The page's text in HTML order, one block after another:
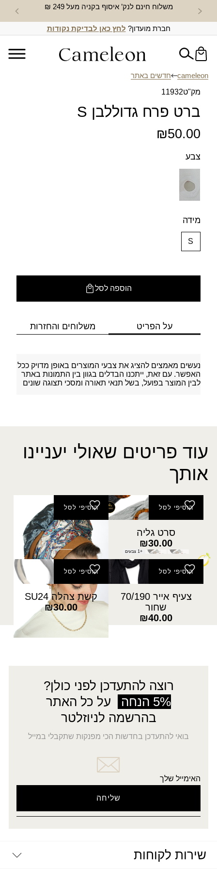
משלוח חינם לנק’ איסוף בקניה מעל 249 ₪ חדש
חברת מועדון? לחץ כאן לבדיקת נקודות
cameleon
חדשים באתר
מק"ט11932
ברט פרח גדוללבן S
₪50.00
צבע
מידה
S
הוספה לסל
על הפריט משלוחים והחזרות
נעשים מאמצים להציג את צבעי המוצרים באופן מדויק ככל
האפשר. עם זאת, ייתכנו הבדלים בגוון בין התמונות באתר
לבין המוצר בפועל, בשל תנאי תאורה ומסכי תצוגה שונים
עוד פריטים שאולי יעניינו
אותך
הוסיפי לסל
סרט גליה
₪30.00
+1 צבעים
הוסיפי לסל
צעיף עלמה
₪160.00
הוסיפי לסל
צעיף אייר 70/190
שחור
₪40.00
הוסיפי לסל
קשת צהלה SU24
₪30.00
רוצה להתעדכן לפני כולן?
5% הנחה
על כל האתר
בהרשמה לניוזלטר
בואי להתעדכן בחדשות הכי מפנקות שתקבלי במייל
האימייל שלך
שירות לקוחות